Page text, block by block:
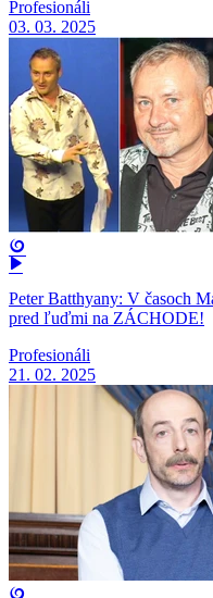
Profesionáli
03. 03. 2025
Peter Batthyany: V časoch
pred ľuďmi na ZÁCHODE!
Profesionáli
21. 02. 2025